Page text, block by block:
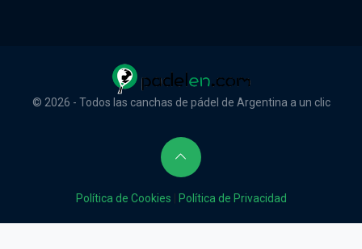
© 2026 - Todos las canchas de pádel de Argentina a un clic
Política de Cookies Política de Privacidad